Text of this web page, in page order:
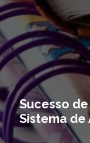
Sucesso
Sistema de